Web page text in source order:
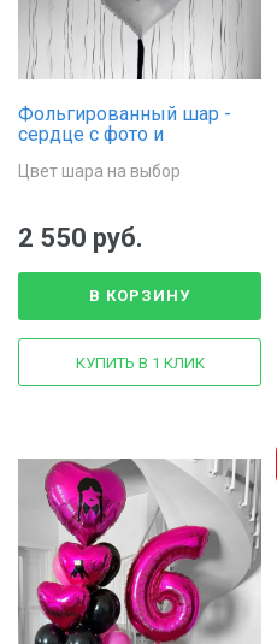
Фольгированный шар -
сердце с фото и
Цвет шара на выбор
2 550 руб.
В КОРЗИНУ
КУПИТЬ В 1 КЛИК